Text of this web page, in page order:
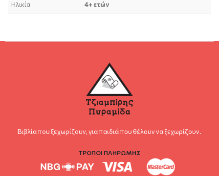
Ηλικία 4+ ετών
Βιβλία που ξεχωρίζουν, για παιδιά που θέλουν να ξεχωρίζουν.
ΤΡΟΠΟΙ ΠΛΗΡΩΜΗΣ